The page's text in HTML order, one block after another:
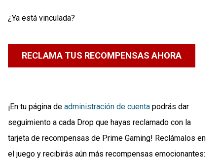
¿Ya está vinculada?
RECLAMA TUS RECOMPENSAS AHORA
¡En tu página de administración de cuenta podrás dar
seguimiento a cada Drop que hayas reclamado con la
tarjeta de recompensas de Prime Gaming! Reclámalos en
el juego y recibirás aún más recompensas emocionantes: